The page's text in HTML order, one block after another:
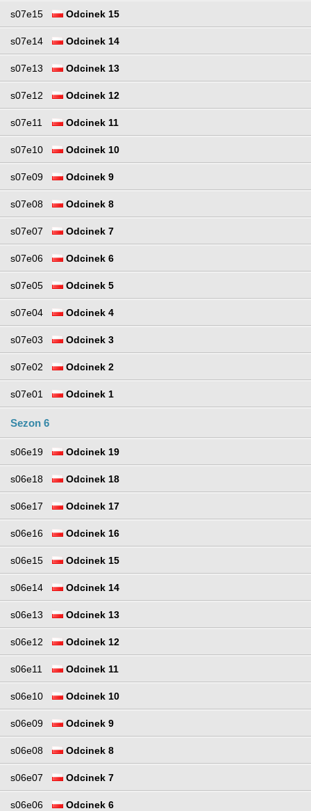
s07e15 Odcinek 15
s07e14 Odcinek 14
s07e13 Odcinek 13
s07e12 Odcinek 12
s07e11 Odcinek 11
s07e10 Odcinek 10
s07e09 Odcinek 9
s07e08 Odcinek 8
s07e07 Odcinek 7
s07e06 Odcinek 6
s07e05 Odcinek 5
s07e04 Odcinek 4
s07e03 Odcinek 3
s07e02 Odcinek 2
s07e01 Odcinek 1
Sezon 6
s06e19 Odcinek 19
s06e18 Odcinek 18
s06e17 Odcinek 17
s06e16 Odcinek 16
s06e15 Odcinek 15
s06e14 Odcinek 14
s06e13 Odcinek 13
s06e12 Odcinek 12
s06e11 Odcinek 11
s06e10 Odcinek 10
s06e09 Odcinek 9
s06e08 Odcinek 8
s06e07 Odcinek 7
s06e06 Odcinek 6